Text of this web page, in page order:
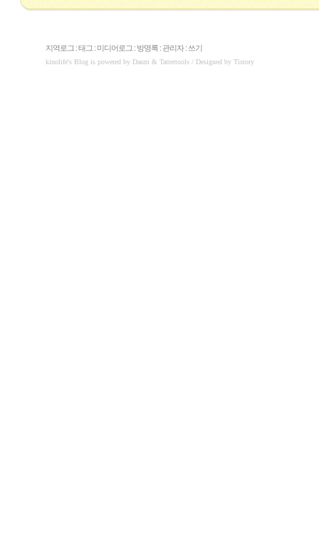
지역로그 :태그 : 미디어로그 : 방명록 : 관리자: 쓰기
kinolife's Blog is powered by Daum & Tattertools / Designed by Tistory